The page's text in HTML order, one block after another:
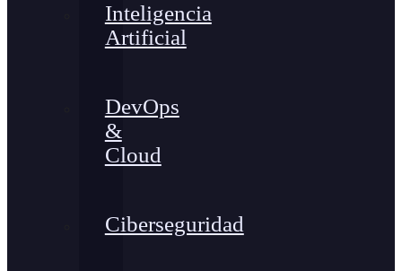
Inteligencia
Artificial
DevOps
&
Cloud
Ciberseguridad